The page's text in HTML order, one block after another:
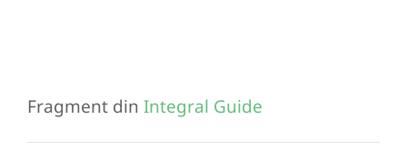
Fragment din Integral Guide